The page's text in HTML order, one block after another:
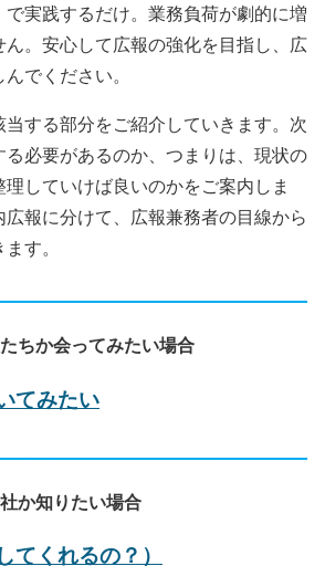
で実践するだけ。業務負荷が劇的に増
ん。安心して広報の強化を目指し、広
でください。
する部分をご紹介していきます。次
必要があるのか、つまりは、現状の
していけば良いのかをご案内しま
報に分けて、広報兼務者の目線から
す。
ちか会ってみたい場合
てみたい
か知りたい場合
てくれるの？）